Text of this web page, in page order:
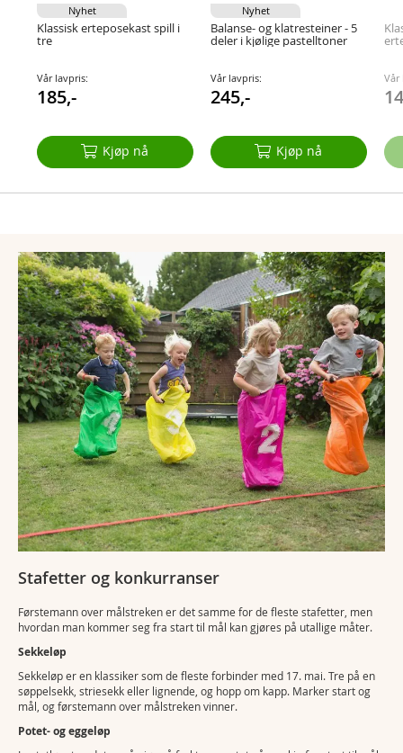
Klassisk erteposekast spill i
tre
Vår lavpris:
185,-
Kjøp nå
Nyhet
Balanse- og klatresteiner - 5
deler i kjølige pastelltoner
Vår lavpris:
245,-
Kjøp nå
Nyhet
Vår
Stafetter og konkurranser
Førstemann over målstreken er det samme for de fleste stafetter, men
hvordan man kommer seg fra start til mål kan gjøres på utallige måter.
Sekkeløp
Sekkeløp er en klassiker som de fleste forbinder med 17. mai. Tre på en
søppelsekk, striesekk eller lignende, og hopp om kapp. Marker start og
mål, og førstemann over målstreken vinner.
Potet- og eggeløp